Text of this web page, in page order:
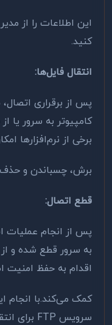
این اطلاعات را از
کنید.
انتقال فایل‌ها:
پس از برقراری اتصال،
کامپیوتر به سرور یا
برخی از نرم‌افزارها
برش، چسباندن و حذف
قطع اتصال:
پس از انجام عملیات
به سرور قطع شده و از
اقدام به حفظ امنیت
کمک می‌کند.با انجام
سرویس FTP برای